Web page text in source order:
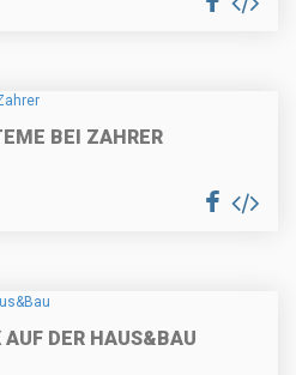
BEI ZAHRER
DER HAUS&BAU